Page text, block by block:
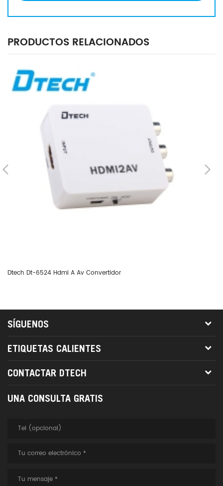
PRODUCTOS RELACIONADOS
Dtech Dt-6524 Hdmi A Av Convertidor
SÍGUENOS
ETIQUETAS CALIENTES
CONTACTAR DTECH
UNA CONSULTA GRATIS